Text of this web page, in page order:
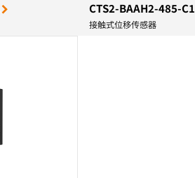
CTS2-BAAH2-485-C1
接触式位移传感器